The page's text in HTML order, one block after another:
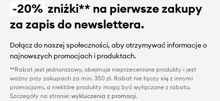
-20% zniżki** na pierwsze zakupy
za zapis do newslettera.
Dołącz do naszej społeczności, aby otrzymywać informacje o
najnowszych promocjach i produktach.
**Rabat jest jednorazowy, obejmuje nieprzecenione produkty i jest
ważny przy zakupach za min. 350 zł. Rabat nie łączy się z innymi
promocjami, a niektóre produkty mogą być wyłączone z rabatu.
Szczegóły na stronie: wykluczenia z promocji.